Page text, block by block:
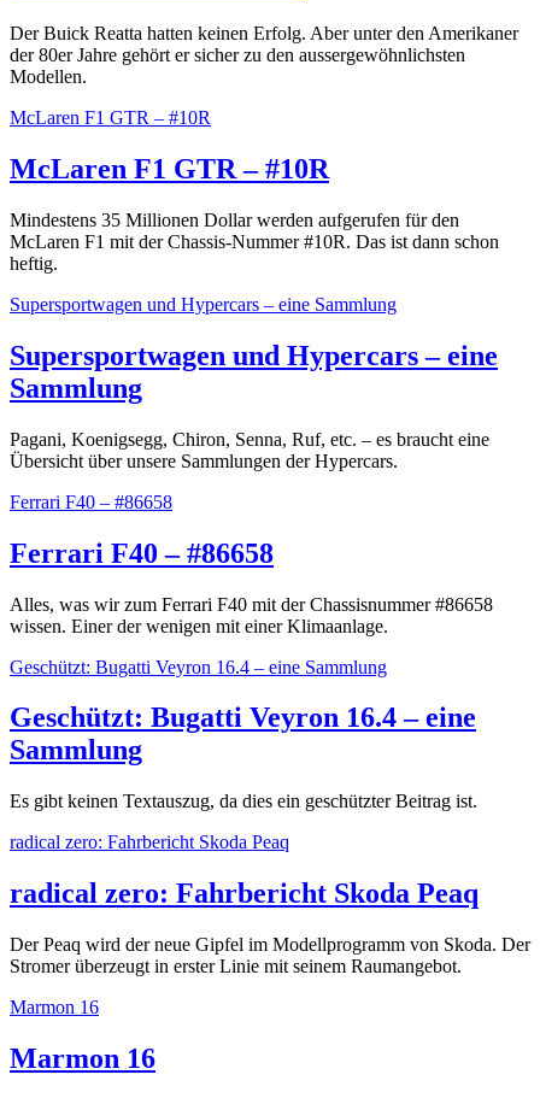
Der Buick Reatta hatten keinen Erfolg. Aber unter den Amerikaner
der 80er Jahre gehört er sicher zu den aussergewöhnlichsten
Modellen.
McLaren F1 GTR – #10R
McLaren F1 GTR – #10R
Mindestens 35 Millionen Dollar werden aufgerufen für den
McLaren F1 mit der Chassis-Nummer #10R. Das ist dann schon
heftig.
Supersportwagen und Hypercars – eine Sammlung
Supersportwagen und Hypercars – eine
Sammlung
Pagani, Koenigsegg, Chiron, Senna, Ruf, etc. – es braucht eine
Übersicht über unsere Sammlungen der Hypercars.
Ferrari F40 – #86658
Ferrari F40 – #86658
Alles, was wir zum Ferrari F40 mit der Chassisnummer #86658
wissen. Einer der wenigen mit einer Klimaanlage.
Geschützt: Bugatti Veyron 16.4 – eine Sammlung
Geschützt: Bugatti Veyron 16.4 – eine
Sammlung
Es gibt keinen Textauszug, da dies ein geschützter Beitrag ist.
radical zero: Fahrbericht Skoda Peaq
radical zero: Fahrbericht Skoda Peaq
Der Peaq wird der neue Gipfel im Modellprogramm von Skoda. Der
Stromer überzeugt in erster Linie mit seinem Raumangebot.
Marmon 16
Marmon 16